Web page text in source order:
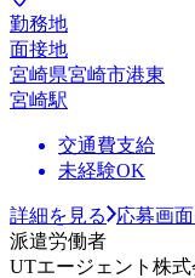
勤務地
面接地
宮崎県宮崎市港東
宮崎駅
交通費支給
未経験OK
詳細を見る
応募画
派遣労働者
UTエージェント株